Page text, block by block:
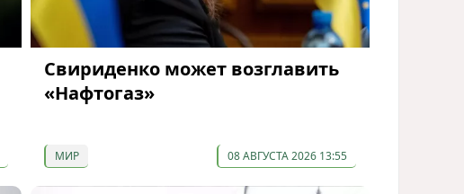
Свириденко может возглавить
«Нафтогаз»
МИР 08 АВГУСТА 2026 13:55